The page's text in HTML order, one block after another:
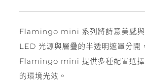
照明設計
Flamingo mini 系列將詩意美感與
LED 光源與層疊的半透明遮罩分開
Flamingo mini 提供多種配置選擇
的環境光效。